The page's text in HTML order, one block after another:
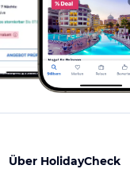
Über HolidayCheck